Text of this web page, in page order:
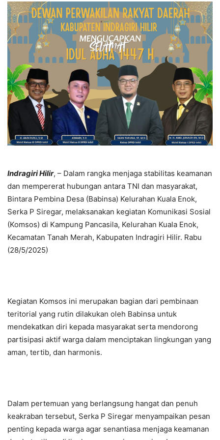
Indragiri Hilir, – Dalam rangka menjaga stabilitas keamanan
dan mempererat hubungan antara TNI dan masyarakat,
Bintara Pembina Desa (Babinsa) Kelurahan Kuala Enok,
Serka P Siregar, melaksanakan kegiatan Komunikasi Sosial
(Komsos) di Kampung Pancasila, Kelurahan Kuala Enok,
Kecamatan Tanah Merah, Kabupaten Indragiri Hilir. Rabu
(28/5/2025)
Kegiatan Komsos ini merupakan bagian dari pembinaan
teritorial yang rutin dilakukan oleh Babinsa untuk
mendekatkan diri kepada masyarakat serta mendorong
partisipasi aktif warga dalam menciptakan lingkungan yang
aman, tertib, dan harmonis.
Dalam pertemuan yang berlangsung hangat dan penuh
keakraban tersebut, Serka P Siregar menyampaikan pesan
penting kepada warga agar senantiasa menjaga keamanan